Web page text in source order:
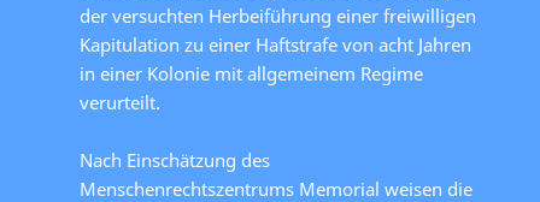
der versuchten Herbeiführung einer freiwilligen
Kapitulation zu einer Haftstrafe von acht Jahren
in einer Kolonie mit allgemeinem Regime
verurteilt.
Nach Einschätzung des
Menschenrechtszentrums Memorial weisen die